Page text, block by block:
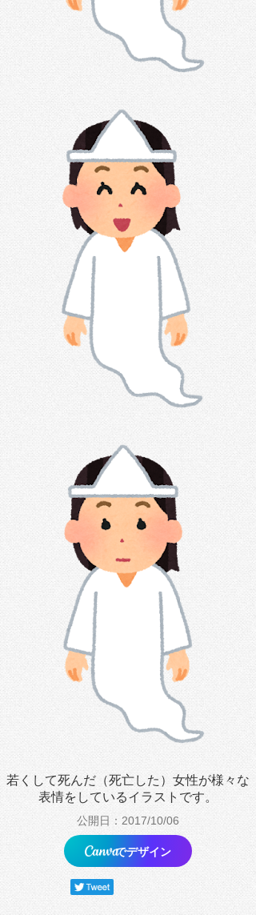
若くして死んだ（死亡した）女性が様々な
表情をしているイラストです。
公開日：2017/10/06
でデザイン